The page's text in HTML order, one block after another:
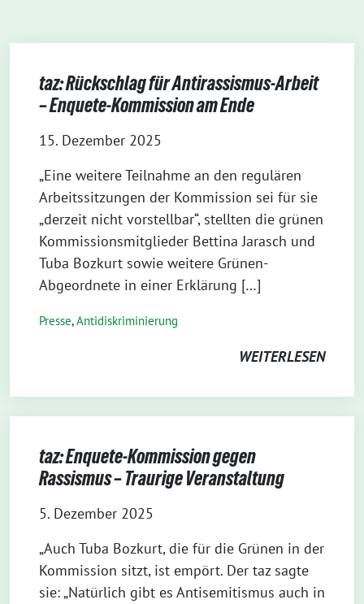
taz: Rückschlag für Antirassismus-Arbeit
– Enquete-Kommission am Ende
15. Dezember 2025
„Eine weitere Teilnahme an den regulären
Arbeitssitzungen der Kommission sei für sie
„derzeit nicht vorstellbar“, stellten die grünen
Kommissionsmitglieder Bettina Jarasch und
Tuba Bozkurt sowie weitere Grünen-
Abgeordnete in einer Erklärung […]
Presse,Antidiskriminierung
WEITERLESEN
taz: Enquete-Kommission gegen
Rassismus – Traurige Veranstaltung
5. Dezember 2025
„Auch Tuba Bozkurt, die für die Grünen in der
Kommission sitzt, ist empört. Der taz sagte
sie: „Natürlich gibt es Antisemitismus auch in